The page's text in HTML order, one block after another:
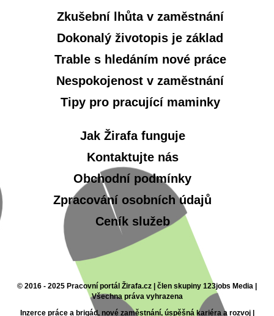
Zkušební lhůta v zaměstnání
Dokonalý životopis je základ
Trable s hledáním nové práce
Nespokojenost v zaměstnání
Tipy pro pracující maminky
Jak Žirafa funguje
Kontaktujte nás
Obchodní podmínky
Zpracování osobních údajů
Ceník služeb
© 2016 - 2025 Pracovní portál Žirafa.cz | člen skupiny 123jobs Media |
Všechna práva vyhrazena
Inzerce práce a brigád, nové zaměstnání, úspěšná kariéra a rozvoj |